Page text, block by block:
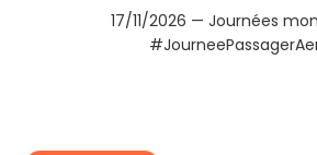
17/11/2026 — Journées